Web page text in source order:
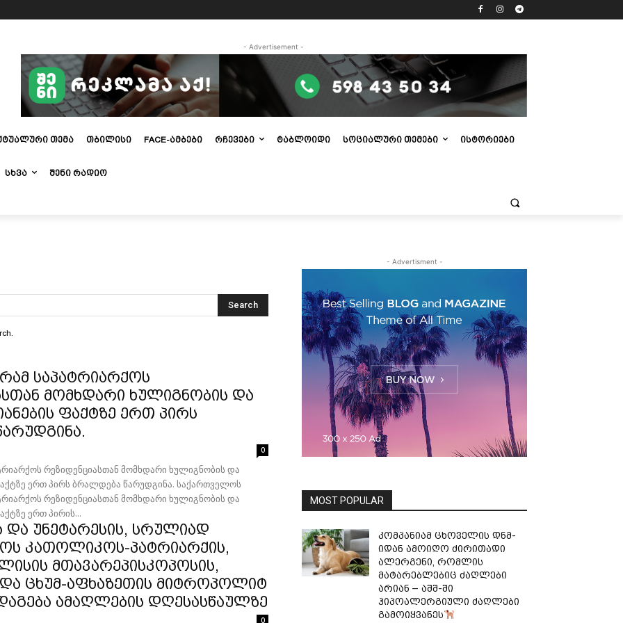
- Advertisement -
ᲗᲔᲛᲐ ᲗᲑᲘᲚᲘᲡᲘ FACE-ᲐᲛᲑᲔᲑᲘ ᲠᲩᲔᲕᲔᲑᲘ ᲢᲐᲑᲚᲝᲘᲓᲘ ᲡᲝᲪᲘᲐᲚᲣᲠᲘ ᲗᲔᲛᲔᲑᲘ ᲘᲡᲢᲝᲠᲘᲔᲑᲘ
ᲡᲮᲕᲐ ᲨᲔᲜᲘ ᲠᲐᲓᲘᲝ
Search
საპატრიარქოს
მომხდარი ხულიგნობის და
ფაქტზე ერთ პირს
0
რეზიდენციასთან მომხდარი ხულიგნობის და
ერთ პირს ბრალდება წარუდგინა. საქართველოს
რეზიდენციასთან მომხდარი ხულიგნობის და
ერთ პირის...
და უნეტარესის, სრულიად
კათოლიკოს-პატრიარქის,
მთავარეპისკოპოსის,
და ცხუმ-აფხაზეთის მიტროპოლიტ
ამაღლების დღესასწაულზე
0
- Advertisment -
MOST POPULAR
კომპანიამ ცხოველის დნმ-
იდან ამოიღო ძირითადი
ალერგენი, რომლის
მატარებლებიც ძაღლები
არიან – აშშ-ში
ჰიპოალერგიული ძაღლები
გამოიყვანეს